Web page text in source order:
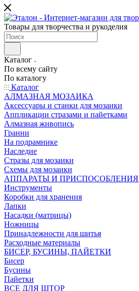
Товары для творчества и рукоделия
Каталог
По всему сайту
По каталогу
Каталог
АЛМАЗНАЯ МОЗАИКА
Аксессуары и станки для мозаики
Аппликации стразами и пайетками
Алмазная живопись
Гранни
На подрамнике
Наследие
Стразы для мозаики
Схемы для мозаики
АППАРАТЫ И ПРИСПОСОБЛЕНИЯ
Инструменты
Коробки для хранения
Лапки
Насадки (матрицы)
Ножницы
Принадлежности для шитья
Расходные материалы
БИСЕР, БУСИНЫ, ПАЙЕТКИ
Бисер
Бусины
Пайетки
ВСЕ ДЛЯ ШТОР